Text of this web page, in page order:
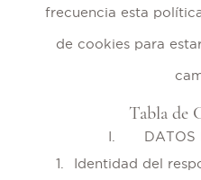
frecuencia esta
de cookies para
Tabla de
I.
DATOS
Identidad del